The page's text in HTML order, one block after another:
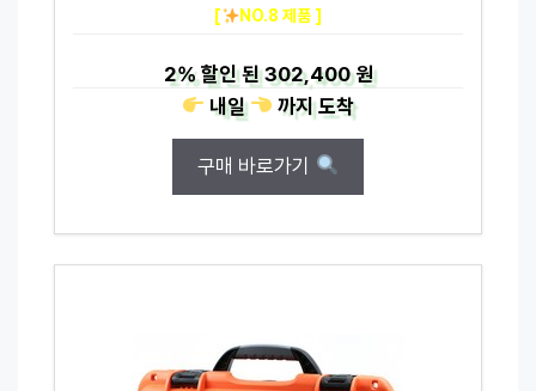
[ NO.8 제품 ]
2%할인 된302,400 원
내일
까지도착
구매 바로가기